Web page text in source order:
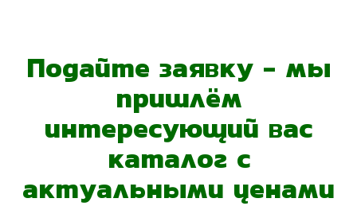
Подайте заявку - мы
пришлём
интересующий вас
каталог с
актуальными ценами